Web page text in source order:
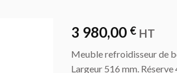
3 980,00 € HT
Meuble refroidisseur de
Largeur 516 mm.